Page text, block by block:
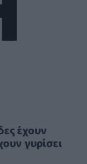
έχουν
γυρίσει